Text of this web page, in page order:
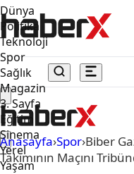
Dünya
Politika
Teknoloji
Spor
Sağlık
Magazin
3. Sayfa
Eğitim
Sinema
Yerel
Yaşam
Anasayfa›Spor›Biber
Takımının Maçını